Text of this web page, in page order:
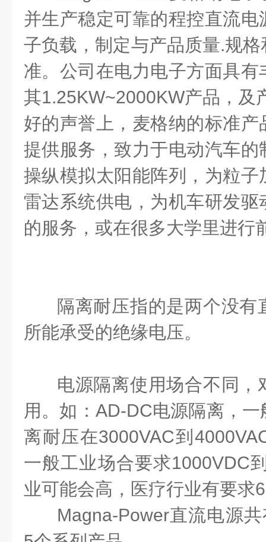
并生产稳定可靠的程控直流
子负载，制定与产品质量.规
准。公司在电力电子方面具
其1.25KW~2000KW产品，及
好的声誉上，麦格纳的标准
提供服务，致力于电动汽车
操纵模拟太阳能阵列，为粒
雷达系统供电，为机车研发
的服务，或在很多大学里进行
隔离耐压指的是两个没有
所能承受的绝缘电压。
电源隔离使用场合不同，
用。如：AD-DC电源隔离，
离耐压在3000VAC到
一般工业场合要求1000VDC
业可能会高，医疗行业有要求
Magna-Power直流电源